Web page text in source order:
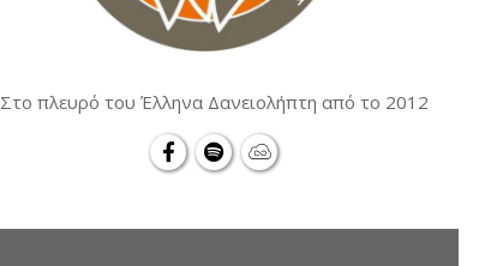
Στο πλευρό του Έλληνα Δανειολήπτη από το 2012